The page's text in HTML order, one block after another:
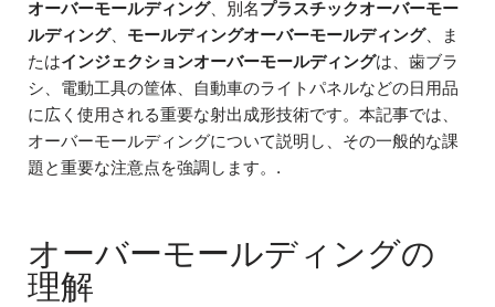
オーバーモールディング、別名プラスチックオーバーモー
ルディング、 モールディングオーバーモールディング、ま
たはインジェクションオーバーモールディングは、歯ブラ
シ、電動工具の筐体、自動車のライトパネルなどの日用品
に広く使用される重要な射出成形技術です。本記事では、
オーバーモールディングについて説明し、その一般的な課
題と重要な注意点を強調します。.
オーバーモールディングの
理解